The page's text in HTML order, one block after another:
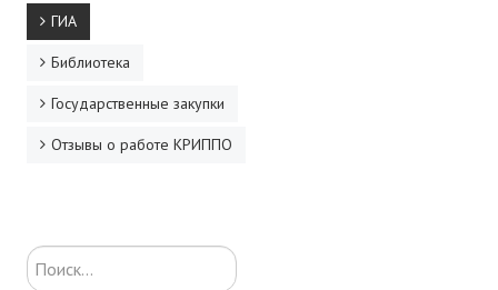
Профессиональная переподготовка
ГИА
Библиотека
Государственные закупки
Отзывы о работе КРИППО
Искать...